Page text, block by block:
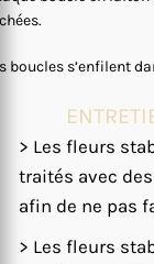
boucles s’enfilent
> Les fleurs
traités avec
afin de ne pas
> Les fleurs